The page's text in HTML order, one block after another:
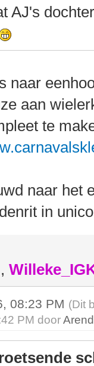
AJ's
naar
aan
te
naar het
in
,
08:23 PM (Dit
PM door